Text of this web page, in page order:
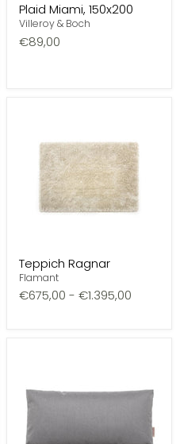
Plaid Miami, 150x200
Villeroy & Boch
€89,00
Teppich Ragnar
Flamant
€675,00 - €1.395,00